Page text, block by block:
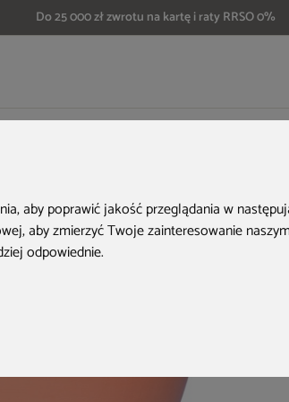
aby poprawić jakość przeglądania w
,aby zmierzyć Twoje zainteresowanie
odpowiednie.
Do 25 000 zł zwrotu na kartę i raty RRSO 0%